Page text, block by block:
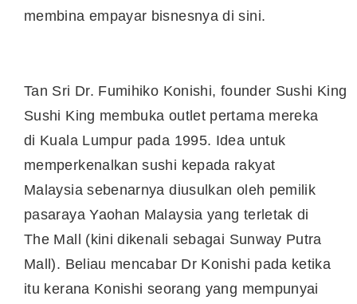
membina empayar bisnesnya di sini.
Tan Sri Dr. Fumihiko Konishi, founder Sushi King
Sushi King membuka outlet pertama mereka
di Kuala Lumpur pada 1995. Idea untuk
memperkenalkan sushi kepada rakyat
Malaysia sebenarnya diusulkan oleh pemilik
pasaraya Yaohan Malaysia yang terletak di
The Mall (kini dikenali sebagai Sunway Putra
Mall). Beliau mencabar Dr Konishi pada ketika
itu kerana Konishi seorang yang mempunyai